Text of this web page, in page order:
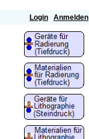
Login Anmelden